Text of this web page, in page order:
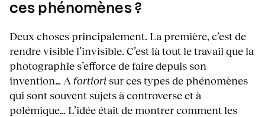
ces phénomènes ?
Deux choses principalement. La première, c’est de
rendre visible l’invisible. C’est là tout le travail que la
photographie s’efforce de faire depuis son
invention… A fortiori sur ces types de phénomènes
qui sont souvent sujets à controverse et à
polémique… L’idée était de montrer comment les